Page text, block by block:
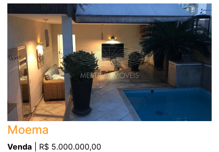
Moema
Venda | R$ 5.000.000,00